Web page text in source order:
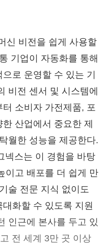
신 비전을 쉽게 사용할
기업이 자동화를 통해
로 운영할 수 있는 기
비전 센서 및 시스템에
소비자 가전제품, 포
산업에서 중요한 제
월한 성능을 제공한다.
넥스는 이 경험을 바탕
이고 배포를 더 쉽게 만
술 전문 지식 없이도
화할 수 있도록 지원
인근에 본사를 두고 있
전 세계 3만 곳 이상